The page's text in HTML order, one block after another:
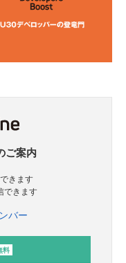
ご案内
きます
できます
バー
料